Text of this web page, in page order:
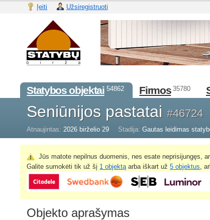
Įeiti Užsiregistruoti
Statybos objektai 54862 Firmos 35780
Seniūnijos pastatai#46724
Atnaujintas: 2026 birželio 29 Stadija: Gautas leidimas
Jūs matote nepilnus duomenis, nes esate neprisijungęs,
Galite sumokėti tik už šį 1 objektą arba iškart už5 objektus ,
Objekto aprašymas